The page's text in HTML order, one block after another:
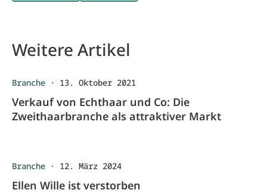
Weitere Artikel
Branche · 13. Oktober 2021
Verkauf von Echthaar und Co: Die
Zweithaarbranche als attraktiver Markt
Branche · 12. März 2024
Ellen Wille ist verstorben